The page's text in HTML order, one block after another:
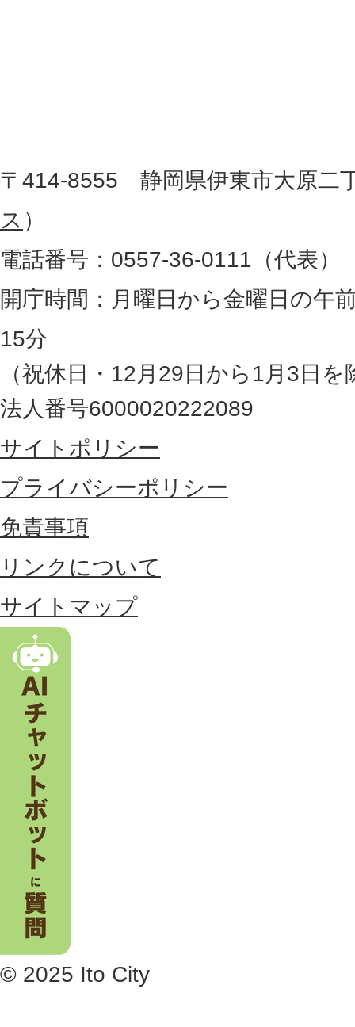
地
図
。
静
岡
県
の
最
東
部
に
置
す
る
市
。
所
〒414-8555 静岡県伊東市大原二
ス ）
電話番号：0557-36-0111（代表）
開庁時間：月曜日から金曜日の午
15分
（祝休日・12月29日から1月3日を
法人番号6000020222089
サイトポリシー
プライバシーポリシー
免責事項
リンクについて
サイトマップ
© 2025 Ito City